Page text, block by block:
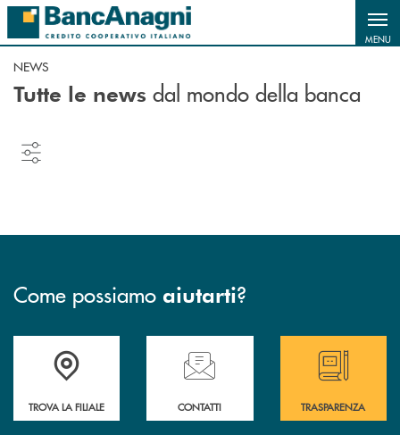
Salta al contenuto principale
MENU
NEWS
Tutte le news dal mondo della banca
Come possiamo aiutarti?
Accedi all' elenco completo delle filiali
TROVA LA FILIALE
Hai bisogno di assistenza immediata ?
CONTATTI
Hai bisogno di
TRASPARENZA